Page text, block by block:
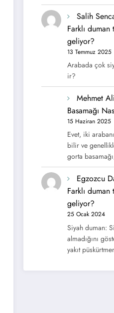
Salih
Farklı
geliyor?
13 Temmuz 2025
Arabada çok
ir?
Mehmet Ali
Basamağı
15 Haziran 2025
Evet, iki
bilir ve
gorta
Egzozcu
Farklı
geliyor?
25 Ocak 2024
Siyah duman:
almadığını
yakıt